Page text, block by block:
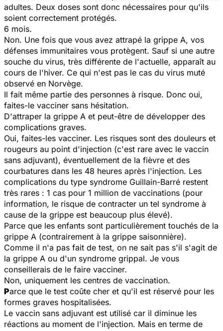
adultes. Deux doses sont donc nécessaires pour qu'ils
soient correctement protégés.
6 mois.
Non. Une fois que vous avez attrapé la grippe A, vos
défenses immunitaires vous protègent. Sauf si une autre
souche du virus, très différente de l'actuelle, apparaît au
cours de l'hiver. Ce qui n'est pas le cas du virus muté
observé en Norvège.
Il fait même partie des personnes à risque. Donc oui,
faites-le vacciner sans hésitation.
D'attraper la grippe A et peut-être de développer des
complications graves.
Oui, faites-les vacciner. Les risques sont des douleurs et
rougeurs au point d'injection (c'est rare avec le vaccin
sans adjuvant), éventuellement de la fièvre et des
courbatures dans les 48 heures après l'injection. Les
complications du type syndrome Guillain-Barré restent
très rares : 1 cas pour 1 million de vaccinations (pour
information, le risque de contracter un tel syndrome à
cause de la grippe est beaucoup plus élevé).
Parce que les enfants sont particulièrement touchés de la
grippe A (contrairement à la grippe saisonnière).
Comme il n'a pas fait de test, on ne sait pas s'il s'agit de
la grippe A ou d'un syndrome grippal. Je vous
conseillerais de le faire vacciner.
Non, uniquement les centres de vaccination.
Parce que le test coûte cher et qu'il est réservé pour les
formes graves hospitalisées.
Le vaccin sans adjuvant est utilisé car il diminue les
réactions au moment de l'injection. Mais en terme de